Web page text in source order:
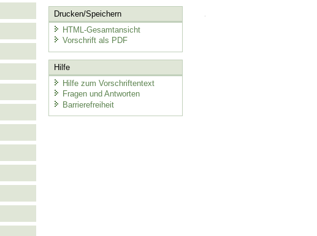
Drucken/Speichern
HTML-Gesamtansicht
Vorschrift als PDF
Hilfe
Hilfe zum Vorschriftentext
Fragen und Antworten
Barrierefreiheit